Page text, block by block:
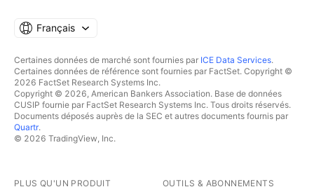
Français
Certaines données de marché sont fournies par ICE Data Services.
Certaines données de référence sont fournies par FactSet. Copyright ©
2026 FactSet Research Systems Inc.
Copyright © 2026, American Bankers Association. Base de données
CUSIP fournie par FactSet Research Systems Inc. Tous droits réservés.
Documents déposés auprès de la SEC et autres documents fournis par
Quartr.
© 2026 TradingView, Inc.
PLUS QU'UN PRODUIT OUTILS & ABONNEMENTS